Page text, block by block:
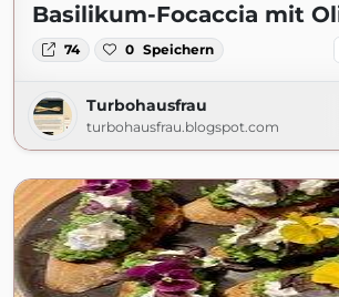
Basilikum-Focaccia mit
74 0 Speichern
Turbohausfrau
turbohausfrau.blogspot.com